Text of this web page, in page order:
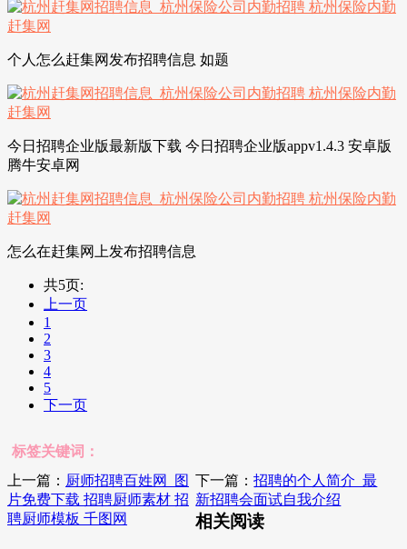
个人怎么赶集网发布招聘信息 如题
今日招聘企业版最新版下载 今日招聘企业版appv1.4.3 安卓版
腾牛安卓网
怎么在赶集网上发布招聘信息
共5页:
上一页
1
2
3
4
5
下一页
标签关键词：
上一篇： 厨师招聘百姓网_图
片免费下载 招聘厨师素材 招
聘厨师模板 千图网
下一篇：招聘的个人简介_最
新招聘会面试自我介绍
相关阅读